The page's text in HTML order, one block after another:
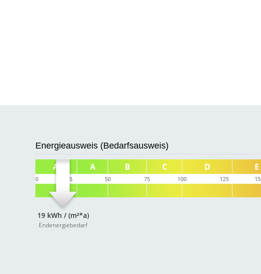
Energieausweis (Bedarfsausweis)
19 kWh / (m²*a)
Endenergiebedarf